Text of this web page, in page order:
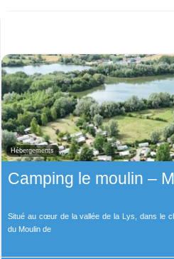
Hébergements
Camping le moulin –
Situé au cœur de la vallée de la Lys, dans le
du Moulin de